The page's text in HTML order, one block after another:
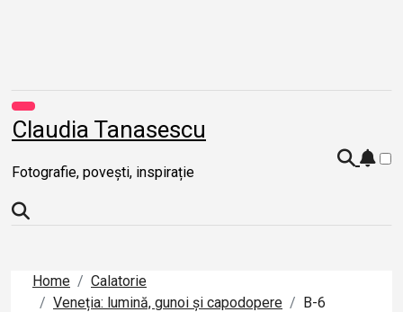
Claudia Tanasescu
Fotografie, povești, inspirație
Home
Calatorie
Veneția: lumină, gunoi și capodopere
B-6